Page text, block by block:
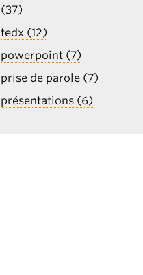
(37)
tedx (12)
powerpoint (7)
prise de parole (7)
présentations (6)